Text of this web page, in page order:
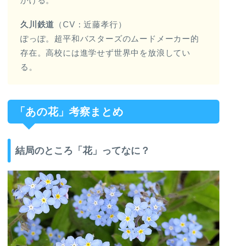
久川鉄道 （CV：近藤孝行）
ぽっぽ。超平和バスターズのムードメーカー的
存在。高校には進学せず世界中を放浪してい
る。
「あの花」考察まとめ
結局のところ「花」ってなに？